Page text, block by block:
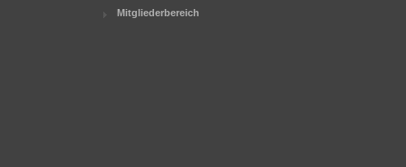
Mitgliederbereich